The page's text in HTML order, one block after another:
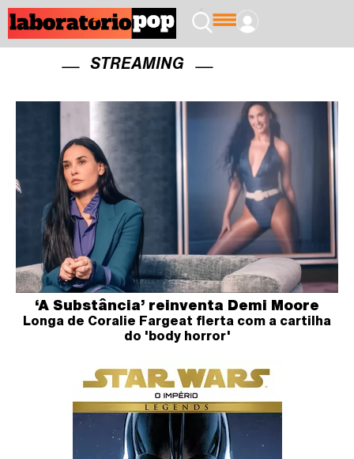
STREAMING
‘A Substância’ reinventa Demi Moore
Longa de Coralie Fargeat flerta com a cartilha
do 'body horror'